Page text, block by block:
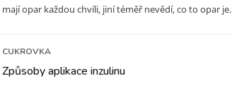
mají opar každou chvíli, jiní téměř nevědí, co to opar je.
CUKROVKA
Způsoby aplikace inzulinu